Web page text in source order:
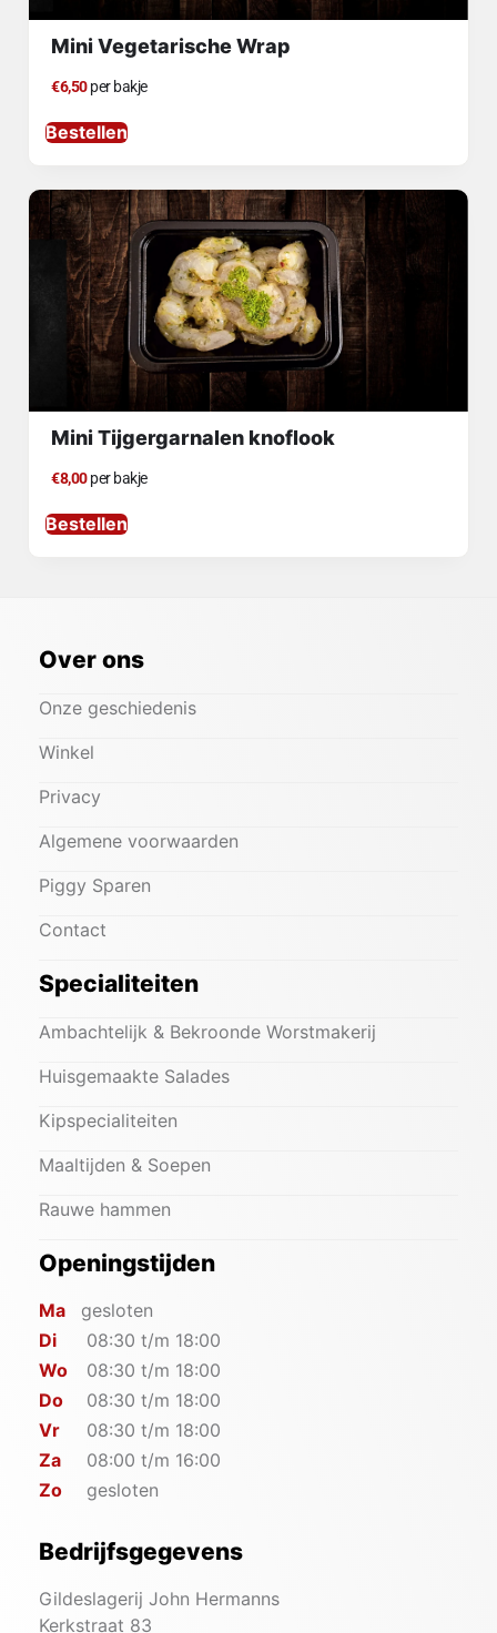
Mini Vegetarische Wrap
€6,50per bakje
Bestellen
Mini Tijgergarnalen knoflook
€8,00per bakje
Bestellen
Over ons
Onze geschiedenis
Winkel
Privacy
Algemene voorwaarden
Piggy Sparen
Contact
Specialiteiten
Ambachtelijk & Bekroonde Worstmakerij
Huisgemaakte Salades
Kipspecialiteiten
Maaltijden & Soepen
Rauwe hammen
Openingstijden
Ma
gesloten
Di
08:30 t/m 18:00
Wo
08:30 t/m 18:00
Do
08:30 t/m 18:00
Vr
08:30 t/m 18:00
Za
08:00 t/m 16:00
Zo
gesloten
Bedrijfsgegevens
Gildeslagerij John Hermanns
Kerkstraat 83